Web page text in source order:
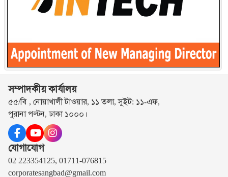
সম্পাদকীয় কার্যালয়
৫৫/বি , নোয়াখালী টাওয়ার, ১১ তলা, সুইট: ১১-এফ,
পুরানা পল্টন, ঢাকা ১০০০।
যোগাযোগ
02 223354125, 01711-076815
corporatesangbad@gmail.com